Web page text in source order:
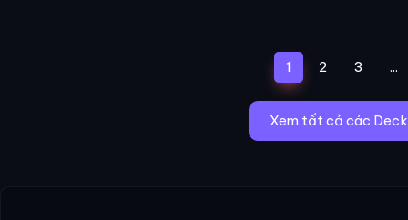
1 (current)
2 3 ...
Xem tất cả các